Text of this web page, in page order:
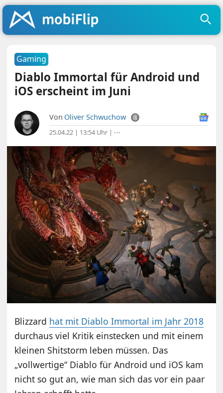
Gaming
Diablo Immortal für Android und
iOS erscheint im Juni
Von Oliver Schwuchow
25.04.22 | 13:54 Uhr | ⋯
Blizzard hat mit Diablo Immortal im Jahr 2018
durchaus viel Kritik einstecken und mit einem
kleinen Shitstorm leben müssen. Das
„vollwertige“ Diablo für Android und iOS kam
nicht so gut an, wie man sich das vor ein paar